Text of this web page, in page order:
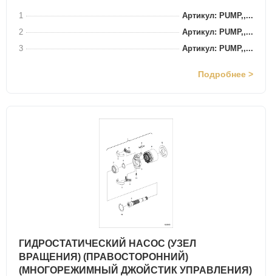
1
Артикул: PUMP,,...
2
Артикул: PUMP,,...
3
Артикул: PUMP,,...
Подробнее >
ГИДРОСТАТИЧЕСКИЙ НАСОС (УЗЕЛ
ВРАЩЕНИЯ) (ПРАВОСТОРОННИЙ)
(МНОГОРЕЖИМНЫЙ ДЖОЙСТИК УПРАВЛЕНИЯ)